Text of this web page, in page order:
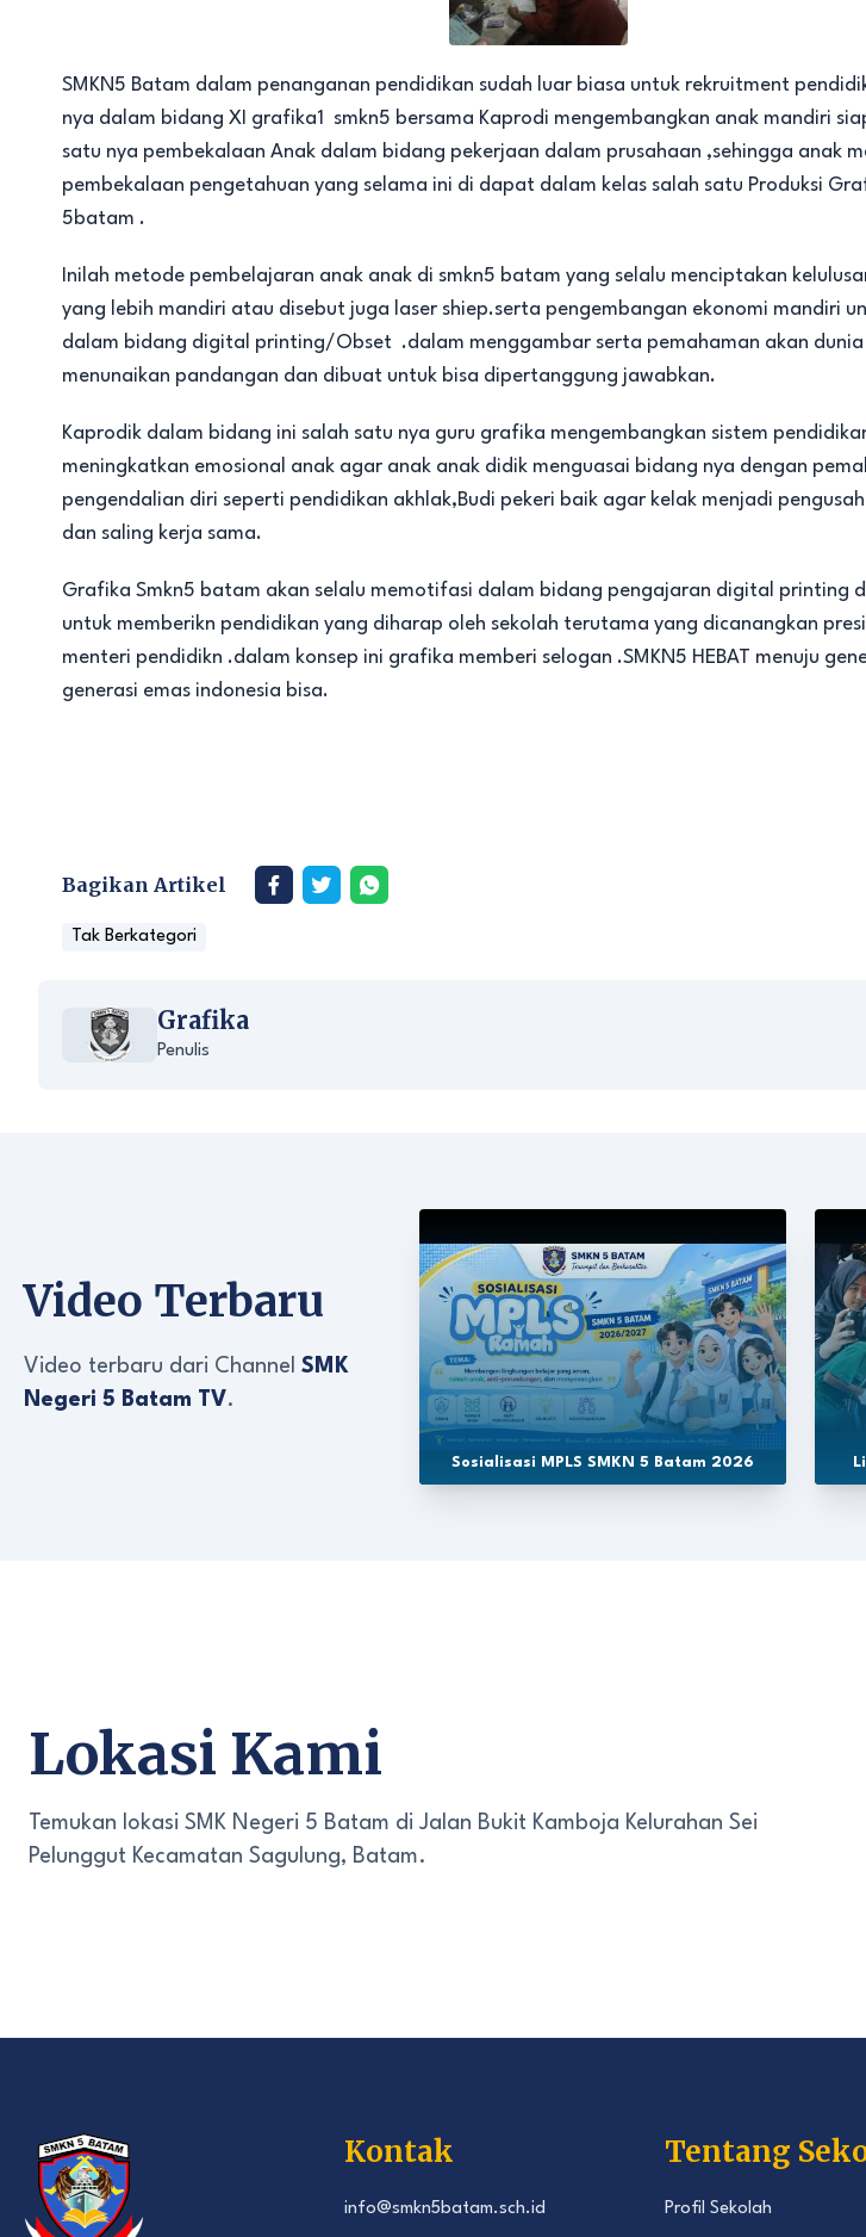
SMKN5 Batam dalam penanganan pendidikan sudah luar biasa untuk rekruitment
nya dalam bidang XI grafika1 smkn5 bersama Kaprodi mengembangkan anak mandiri
satu nya pembekalaan Anak dalam bidang pekerjaan dalam prusahaan ,sehingga anak
pembekalaan pengetahuan yang selama ini di dapat dalam kelas salah satu Produksi
5batam .
Inilah metode pembelajaran anak anak di smkn5 batam yang selalu menciptakan
yang lebih mandiri atau disebut juga laser shiep.serta pengembangan ekonomi mandiri
dalam bidang digital printing/Obset .dalam menggambar serta pemahaman akan dunia
menunaikan pandangan dan dibuat untuk bisa dipertanggung jawabkan.
Kaprodik dalam bidang ini salah satu nya guru grafika mengembangkan sistem
meningkatkan emosional anak agar anak anak didik menguasai bidang nya dengan
pengendalian diri seperti pendidikan akhlak,Budi pekeri baik agar kelak menjadi
dan saling kerja sama.
Grafika Smkn5 batam akan selalu memotifasi dalam bidang pengajaran digital printing
untuk memberikn pendidikan yang diharap oleh sekolah terutama yang dicanangkan
menteri pendidikn .dalam konsep ini grafika memberi selogan .SMKN5 HEBAT menuju
generasi emas indonesia bisa.
Bagikan Artikel
Tak Berkategori
Grafika
Penulis
Video Terbaru
Video terbaru dari Channel SMK
Negeri 5 Batam TV.
Sosialisasi MPLS SMKN 5 Batam 2026
Lokasi Kami
Temukan lokasi SMK Negeri 5 Batam di Jalan Bukit Kamboja Kelurahan Sei
Pelunggut Kecamatan Sagulung, Batam.
Kontak
info@smkn5batam.sch.id
Tentang
Profil Sekolah